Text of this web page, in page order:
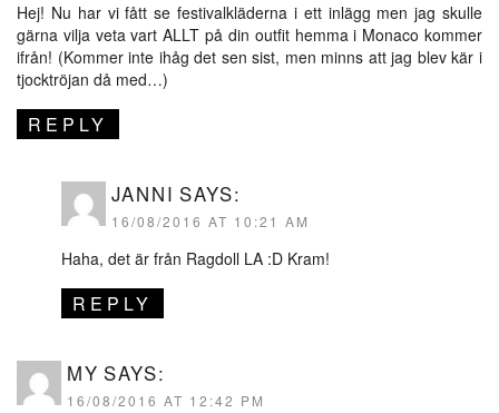
Hej! Nu har vi fått se festivalkläderna i ett inlägg men jag skulle
gärna vilja veta vart ALLT på din outfit hemma i Monaco kommer
ifrån! (Kommer inte ihåg det sen sist, men minns att jag blev kär i
tjocktröjan då med…)
REPLY
JANNI SAYS:
16/08/2016 AT 10:21 AM
Haha, det är från Ragdoll LA :D Kram!
REPLY
MY SAYS:
16/08/2016 AT 12:42 PM